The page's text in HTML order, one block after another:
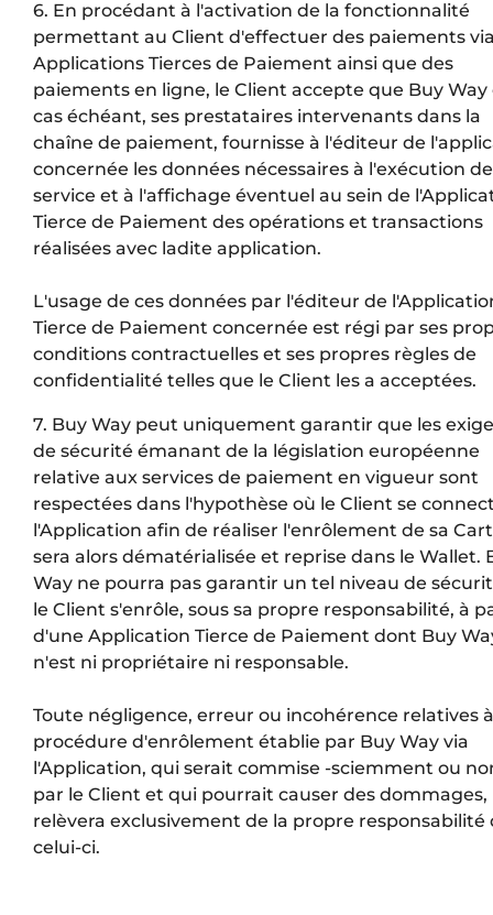
6. En procédant à l'activation de la fonctionnalité
permettant au Client d'effectuer des paiements
Applications Tierces de Paiement ainsi que des
paiements en ligne, le Client accepte que Buy Way
cas échéant, ses prestataires intervenants dans la
chaîne de paiement, fournisse à l'éditeur de
concernée les données nécessaires à l'exécution
service et à l'affichage éventuel au sein de
Tierce de Paiement des opérations et transactions
réalisées avec ladite application.
L'usage de ces données par l'éditeur de
Tierce de Paiement concernée est régi par ses
conditions contractuelles et ses propres règles de
confidentialité telles que le Client les a acceptées.
7. Buy Way peut uniquement garantir que les
de sécurité émanant de la législation européenne
relative aux services de paiement en vigueur sont
respectées dans l'hypothèse où le Client se
l'Application afin de réaliser l'enrôlement de sa
sera alors dématérialisée et reprise dans le Wallet.
Way ne pourra pas garantir un tel niveau de
le Client s'enrôle, sous sa propre responsabilité, à
d'une Application Tierce de Paiement dont Buy
n'est ni propriétaire ni responsable.
Toute négligence, erreur ou incohérence relatives
procédure d'enrôlement établie par Buy Way via
l'Application, qui serait commise -sciemment ou
par le Client et qui pourrait causer des dommages,
relèvera exclusivement de la propre responsabilité
celui-ci.